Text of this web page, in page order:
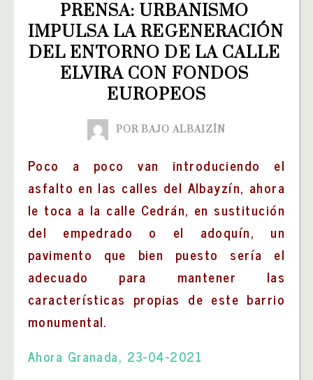
PRENSA: URBANISMO
IMPULSA LA REGENERACIÓN
DEL ENTORNO DE LA CALLE
ELVIRA CON FONDOS
EUROPEOS
POR BAJO ALBAIZÍN
Poco a poco van introduciendo el
asfalto en las calles del Albayzín, ahora
le toca a la calle Cedrán, en sustitución
del empedrado o el adoquín, un
pavimento que bien puesto sería el
adecuado para mantener las
características propias de este barrio
monumental.
Ahora Granada, 23-04-2021